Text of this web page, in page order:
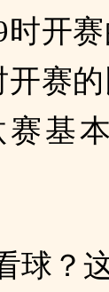
开
赛
基
球？